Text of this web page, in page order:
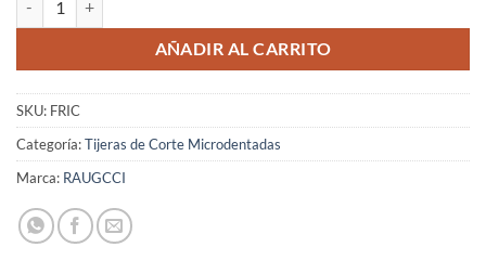
AÑADIR AL CARRITO
SKU: FRIC
Categoría:Tijeras de Corte Microdentadas
Marca: RAUGCCI